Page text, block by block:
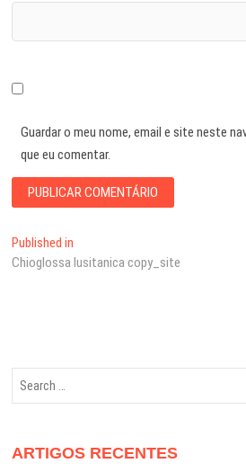
Guardar o meu nome, email e site neste
que eu comentar.
Navegação
de
Published in
Chioglossa lusitanica copy_site
ARTIGOS RECENTES